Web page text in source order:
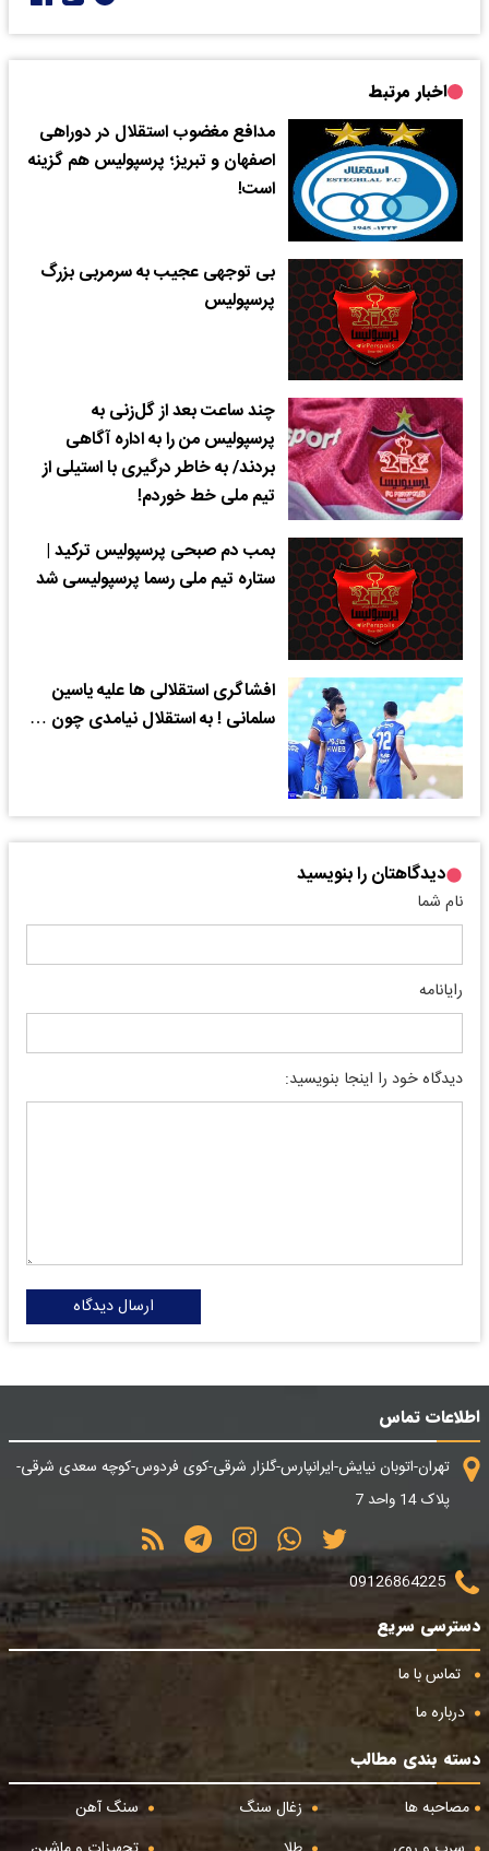
اخبار مرتبط
مدافع مغضوب استقلال در دوراهی
اصفهان و تبریز؛ پرسپولیس هم گزینه
است!​
بی توجهی عجیب به سرمربی بزرگ
پرسپولیس
چند ساعت بعد از گل‌زنی به
پرسپولیس من را به اداره آگاهی
بردند/ به خاطر درگیری با استیلی از
تیم ملی خط خوردم!
بمب دم صبحی پرسپولیس ترکید |
ستاره تیم ملی رسما پرسپولیسی شد
افشاگری استقلالی ها علیه یاسین
سلمانی ! به استقلال نیامدی چون …
دیدگاهتان را بنویسید
نام شما
رایانامه
دیدگاه خود را اینجا بنویسید:
ارسال دیدگاه
اطلاعات تماس
تهران-اتوبان نیایش-ایرانپارس-گلزار شرقی-کوی فردوس-کوچه سعدی شرقی-
پلاک 14 واحد 7
09126864225
دسترسی سریع
تماس با ما
درباره ما
دسته بندی مطالب
مصاحبه ها
زغال سنگ
سنگ آهن